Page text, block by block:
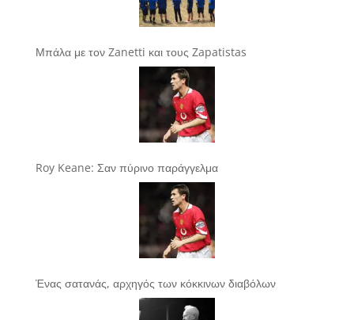
Μπάλα με τον Zanetti και τους Zapatistas
Roy Keane: Σαν πύρινο παράγγελμα
Ένας σατανάς, αρχηγός των κόκκινων διαβόλων